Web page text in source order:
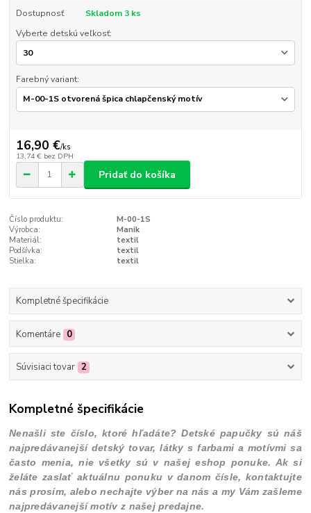
Dostupnosť
Skladom 3 ks
Vyberte detskú veľkosť:
Farebný variant:
16,90 €/ks
13,74 € bez DPH
Pridať do košíka
Číslo produktu:
M-00-1S
Výrobca:
Manik
Materiál:
textil
Podšívka:
textil
Stielka:
textil
Kompletné špecifikácie
Komentáre 0
Súvisiaci tovar 2
Kompletné špecifikácie
Nenašli ste číslo, ktoré hľadáte? Detské papučky sú náš
najpredávanejší detský tovar, látky s farbami a motívmi sa
často menia, nie všetky sú v našej eshop ponuke. Ak si
želáte zaslať aktuálnu ponuku v danom čísle, kontaktujte
nás prosím, alebo nechajte výber na nás a my Vám zašleme
najpredávanejší motív z našej predajne.